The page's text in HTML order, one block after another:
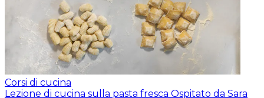
Corsi di cucina
Lezione di cucina sulla pasta fresca Ospitato da Sara